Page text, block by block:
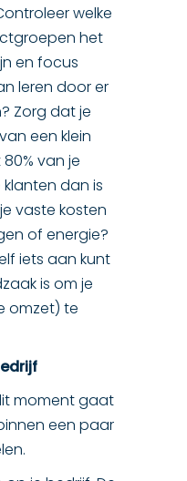
welke
het
en focus
leren door er
Zorg dat je
een klein
van je
dan is
vaste kosten
of energie?
iets aan kunt
is om je
omzet) te
moment gaat
een paar